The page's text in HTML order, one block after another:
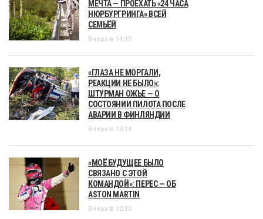
МЕЧТА — ПРОЕХАТЬ «24 ЧАСА
НЮРБУРГРИНГА» ВСЕЙ
СЕМЬЁЙ
Вчера в 14:15
«ГЛАЗА НЕ МОРГАЛИ,
РЕАКЦИИ НЕ БЫЛО»:
ШТУРМАН ОЖЬЕ — О
СОСТОЯНИИ ПИЛОТА ПОСЛЕ
АВАРИИ В ФИНЛЯНДИИ
Вчера в 13:14
«МОЁ БУДУЩЕЕ БЫЛО
СВЯЗАНО С ЭТОЙ
КОМАНДОЙ»: ПЕРЕС — ОБ
ASTON MARTIN
Вчера в 12:13